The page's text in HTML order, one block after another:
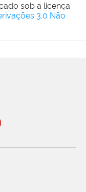
sob a licença
3.0 Não